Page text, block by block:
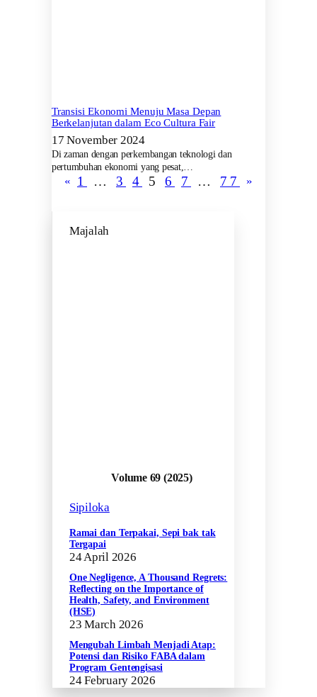
Transisi Ekonomi Menuju Masa Depan
Berkelanjutan dalam Eco Cultura Fair
17 November 2024
Di zaman dengan perkembangan teknologi dan
pertumbuhan ekonomi yang pesat,…
« 1 … 3 4 5 6 7 … 77 »
Majalah
Volume 69 (2025)
Sipiloka
Ramai dan Terpakai, Sepi bak tak
Tergapai
24 April 2026
One Negligence, A Thousand Regrets:
Reflecting on the Importance of
Health, Safety, and Environment
(HSE)
23 March 2026
Mengubah Limbah Menjadi Atap:
Potensi dan Risiko FABA dalam
Program Gentengisasi
24 February 2026